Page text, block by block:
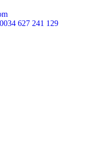
0034 627 241 129